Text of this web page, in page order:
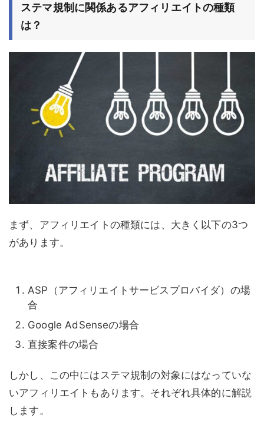
ステマ規制に関係あるアフィリエイトの種類
は？
まず、アフィリエイトの種類には、大きく以下の3つ
があります。
ASP（アフィリエイトサービスプロバイダ）の場
合
Google AdSenseの場合
直接案件の場合
しかし、この中にはステマ規制の対象にはなっていな
いアフィリエイトもあります。それぞれ具体的に解説
します。